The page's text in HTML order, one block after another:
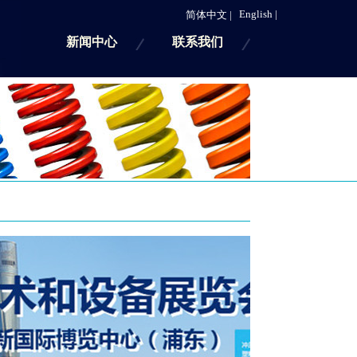
English |
简体中文 |
新闻中心 联系我们